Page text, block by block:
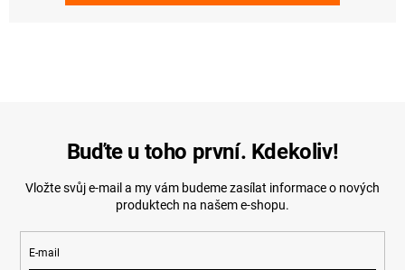
Buďte u toho první. Kdekoliv!
Vložte svůj e-mail a my vám budeme zasílat informace o nových
produktech na našem e-shopu.
E-mail